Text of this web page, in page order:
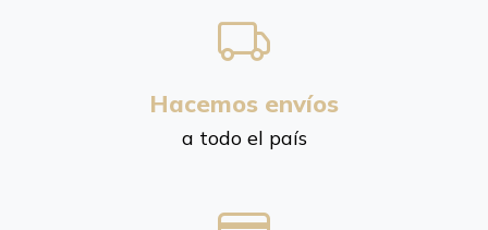
Hacemos envíos
a todo el país